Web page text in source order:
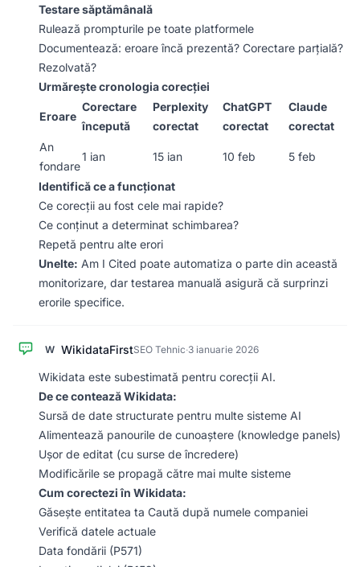
Testare săptămânală
Rulează prompturile pe toate platformele
Documentează: eroare încă prezentă? Corectare parțială?
Rezolvată?
Urmărește cronologia corecției
Eroare
Corectare
începută
Perplexity
corectat
ChatGPT
corectat
Claude
corectat
An
fondare
1 ian 15 ian 10 feb 5 feb
Identifică ce a funcționat
Ce corecții au fost cele mai rapide?
Ce conținut a determinat schimbarea?
Repetă pentru alte erori
Unelte: Am I Cited poate automatiza o parte din această
monitorizare, dar testarea manuală asigură că surprinzi
erorile specifice.
W WikidataFirstSEO Tehnic·3 ianuarie 2026
Wikidata este subestimată pentru corecții AI.
De ce contează Wikidata:
Sursă de date structurate pentru multe sisteme AI
Alimentează panourile de cunoaștere (knowledge panels)
Ușor de editat (cu surse de încredere)
Modificările se propagă către mai multe sisteme
Cum corectezi în Wikidata:
Găsește entitatea ta Caută după numele companiei
Verifică datele actuale
Data fondării (P571)